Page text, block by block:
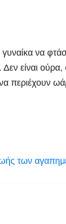
γυναίκα να
είναι
περιέχουν
των